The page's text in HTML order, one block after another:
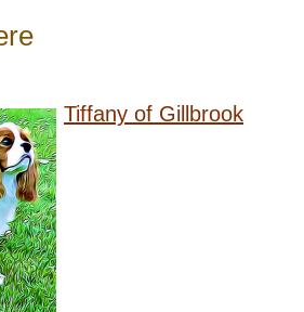
Tiffany of Gillbrook